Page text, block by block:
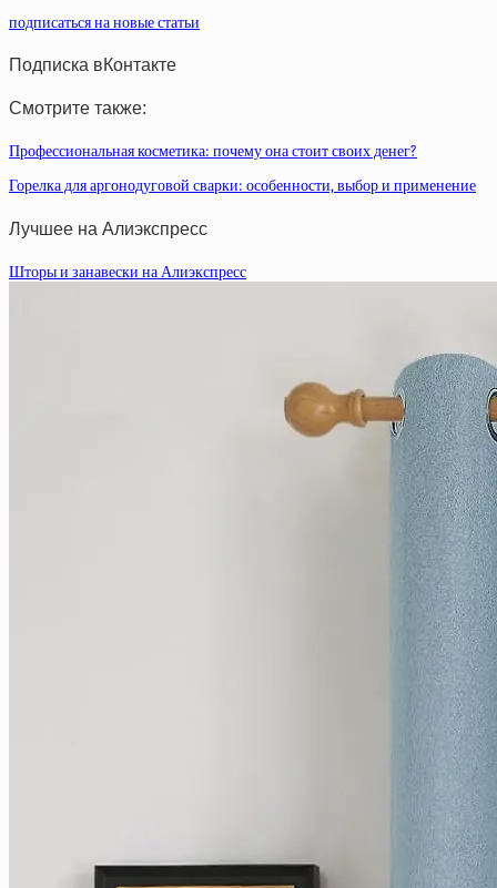
подписаться на новые статьи
Подписка вКонтакте
Смотрите также:
Профессиональная косметика: почему она стоит своих денег?
Горелка для аргонодуговой сварки: особенности, выбор и применение
Лучшее на Алиэкспресс
Шторы и занавески на Алиэкспресс